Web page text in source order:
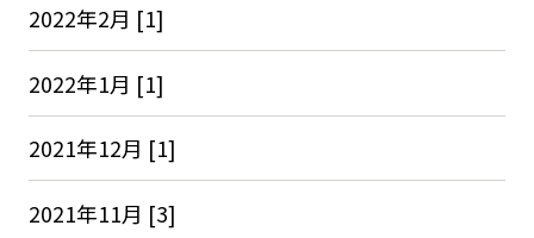
2022年2月 [1]
2022年1月 [1]
2021年12月 [1]
2021年11月 [3]